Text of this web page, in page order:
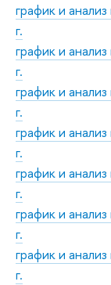
график и
г.
график и
г.
график и
г.
график и
г.
график и
г.
график и
г.
график и
г.